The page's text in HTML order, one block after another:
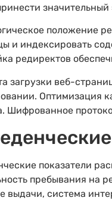
положение
и индексировать
редиректов
загрузки веб-
Оптимизация
Шифрованное
показатели
пребывания на
выдачи, система